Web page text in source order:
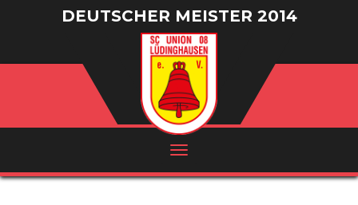
DEUTSCHER MEISTER 2014
/ VIZEMEISTER 2016